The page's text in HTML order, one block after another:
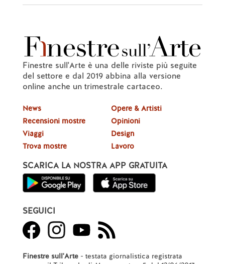
Finestre sull'Arte è una delle riviste più seguite
del settore e dal 2019 abbina alla versione
online anche un trimestrale cartaceo.
News
Recensioni mostre
Viaggi
Trova mostre
Opere & Artisti
Opinioni
Design
Lavoro
SCARICA LA NOSTRA APP GRATUITA
SEGUICI
Finestre sull'Arte- testata giornalistica registrata